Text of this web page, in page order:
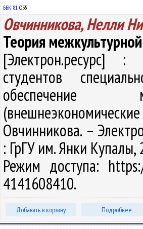
ББК 81.О35
Овчинникова, Нелли
Теория
[Электрон.ресурс] :
студентов
обеспечение
Овчинникова. –
: ГрГУ им. Янки Купалы,
Режим доступа:
4141608410.
Добавить в корзину Подробнее